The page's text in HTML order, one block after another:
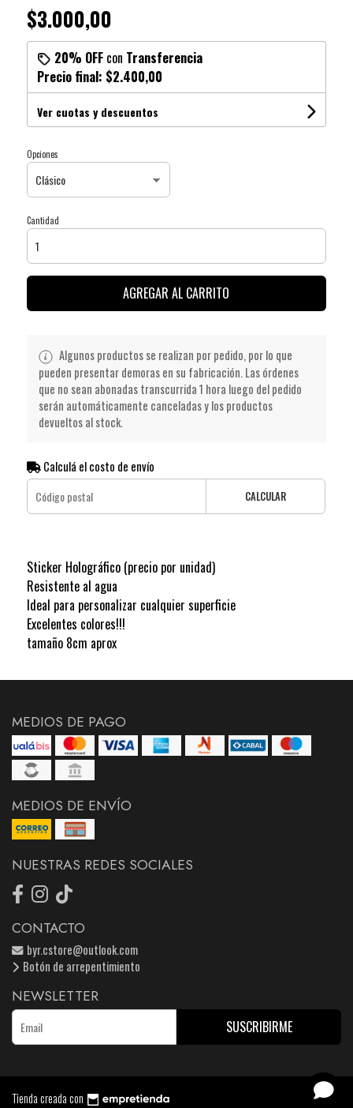
$3.000,00
20% OFFcon Transferencia
Precio final: $2.400,00
Ver cuotas y descuentos
Opciones
Cantidad
AGREGAR AL CARRITO
Algunos productos se realizan por pedido, por lo que
pueden presentar demoras en su fabricación. Las órdenes
que no sean abonadas transcurrida 1 hora luego del pedido
serán automáticamente canceladas y los productos
devueltos al stock.
Calculá el costo de envío
CALCULAR
Sticker Holográfico (precio por unidad)
Resistente al agua
Ideal para personalizar cualquier superficie
Excelentes colores!!!
tamaño 8cm aprox
MEDIOS DE PAGO
MEDIOS DE ENVÍO
NUESTRAS REDES SOCIALES
CONTACTO
byr.cstore@outlook.com
Botón de arrepentimiento
NEWSLETTER
SUSCRIBIRME
Tienda creada con